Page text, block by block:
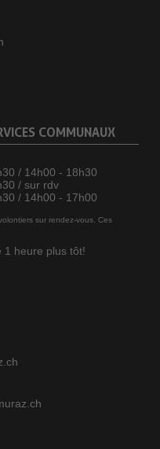
COMMUNAUX
/ 14h00 - 18h30
/ sur rdv
/ 14h00 - 17h00
sur rendez-vous. Ces
1 heure plus tôt!